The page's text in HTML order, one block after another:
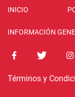
INICIO
INFORMACIÓN
Términos y